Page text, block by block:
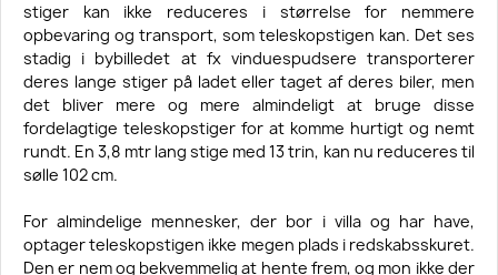
stiger kan ikke reduceres i størrelse for nemmere
opbevaring og transport, som teleskopstigen kan. Det ses
stadig i bybilledet at fx vinduespudsere transporterer
deres lange stiger på ladet eller taget af deres biler, men
det bliver mere og mere almindeligt at bruge disse
fordelagtige teleskopstiger for at komme hurtigt og nemt
rundt. En 3,8 mtr lang stige med 13 trin, kan nu reduceres til
sølle 102 cm.
For almindelige mennesker, der bor i villa og har have,
optager teleskopstigen ikke megen plads i redskabsskuret.
Den er nem og bekvemmelig at hente frem, og mon ikke der